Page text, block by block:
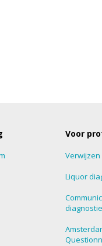
Voor
Verwijzen
Liquor